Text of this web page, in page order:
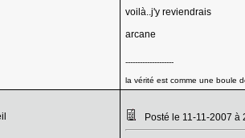
voilà..j'y reviendrais
arcane
--------------------
la vérité est comme une boule
Posté le 11-11-2007 à